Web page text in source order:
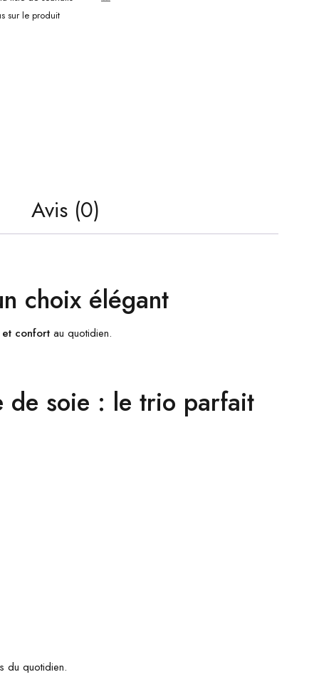
sur le produit
Avis (0)
choix élégant
confort au quotidien.
de soie : le trio parfait
du quotidien.